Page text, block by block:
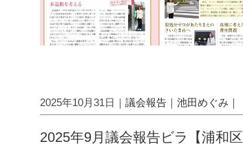
2025年10月31日｜ 議会報告 ｜ 池田めぐみ ｜
2025年9月議会報告ビラ【浦和区